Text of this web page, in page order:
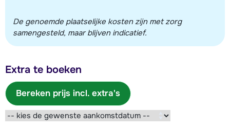
De genoemde plaatselijke kosten zijn met zorg
samengesteld, maar blijven indicatief.
Extra te boeken
Bereken prijs incl. extra's